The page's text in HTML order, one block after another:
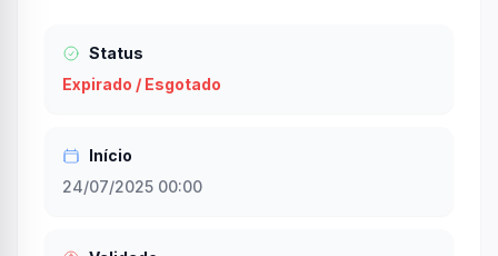
Status
Expirado / Esgotado
Início
24/07/2025 00:00